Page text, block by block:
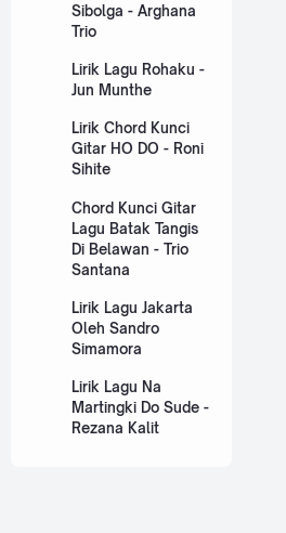
Sibolga - Arghana
Trio
Lirik Lagu Rohaku -
Jun Munthe
Lirik Chord Kunci
Gitar HO DO - Roni
Sihite
Chord Kunci Gitar
Lagu Batak Tangis
Di Belawan - Trio
Santana
Lirik Lagu Jakarta
Oleh Sandro
Simamora
Lirik Lagu Na
Martingki Do Sude -
Rezana Kalit